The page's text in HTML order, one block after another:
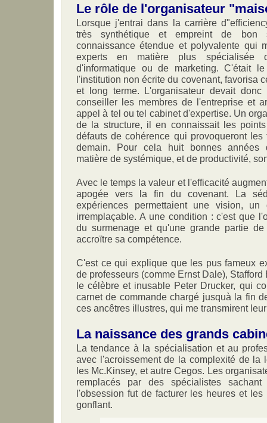
Le rôle de l'organisateur
Lorsque j'entrai dans la carrière
très synthétique et empreint de bon
connaissance étendue et polyvalente qui
experts en matière plus spécialisée
d'informatique ou de marketing. C'était
l'institution non écrite du covenant, favorisa
et long terme. L'organisateur devait donc
conseiller les membres de l'entreprise et
appel à tel ou tel cabinet d'expertise. Un
de la structure, il en connaissait les
défauts de cohérence qui provoqueront
demain. Pour cela huit bonnes années
matière de systémique, et de productivité,
Avec le temps la valeur et l'efficacité
apogée vers la fin du covenant. La
expériences permettaient une vision, un
irremplaçable. A une condition : c'est que
du surmenage et qu'une grande partie
accroïtre sa compétence.
C'est ce qui explique que les pus fameux
de professeurs (comme Ernst Dale), Stafford
le célèbre et inusable Peter Drucker, qui
carnet de commande chargé jusquà la fin
ces ancêtres illustres, qui me transmirent
La naissance des grands
La tendance à la spécialisation et au
avec l'acroissement de la complexité de la
les Mc.Kinsey, et autre Cegos. Les
remplacés par des spécialistes
l'obsession fut de facturer les heures et
gonflant.